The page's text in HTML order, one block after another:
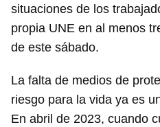
situaciones de los
propia UNE en al menos
de este sábado.
La falta de medios de
riesgo para la vida ya es
En abril de 2023, cuando